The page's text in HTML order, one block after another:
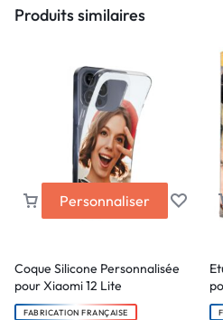
Produits similaires
Personnaliser
Coque Silicone Personnalisée
pour Xiaomi 12 Lite
FABRICATION FRANÇAISE